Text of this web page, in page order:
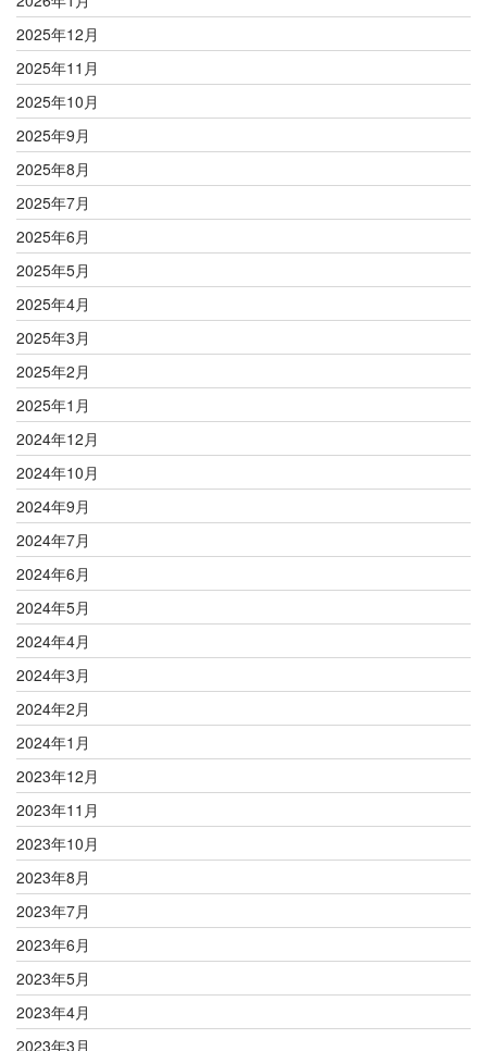
2025年12月
2025年11月
2025年10月
2025年9月
2025年8月
2025年7月
2025年6月
2025年5月
2025年4月
2025年3月
2025年2月
2025年1月
2024年12月
2024年10月
2024年9月
2024年7月
2024年6月
2024年5月
2024年4月
2024年3月
2024年2月
2024年1月
2023年12月
2023年11月
2023年10月
2023年8月
2023年7月
2023年6月
2023年5月
2023年4月
2023年3月